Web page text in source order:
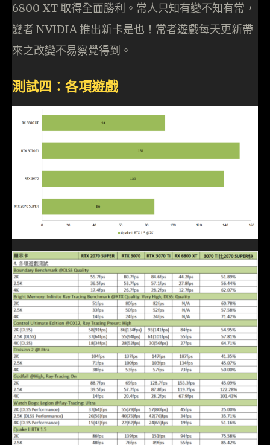
6800 XT 取得全面勝利。常人只知有變不知有常，
變者 NVIDIA 推出新卡是也！常者遊戲每天更新帶
來之改變不易察覺得到。
測試四︰各項遊戲